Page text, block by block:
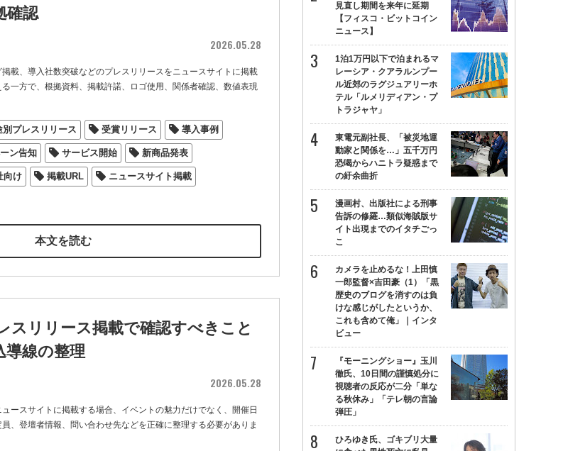
確認
2026.05.28
載、導入社数突破などのプレスリリースをニュースサイトに掲載
一方で、根拠資料、掲載許諾、ロゴ使用、関係者確認、数値表現
別プレスリリース 受賞リリース 導入事例
ン告知 サービス開始 新商品発表
向け 掲載URL ニュースサイト掲載
本文を読む
スリリース掲載で確認すべきこと
導線の整理
2026.05.28
ースサイトに掲載する場合、イベントの魅力だけでなく、開催日
、登壇者情報、問い合わせ先などを正確に整理する必要がありま
見直し期間を来年に延期
【フィスコ・ビットコイン
ニュース】
1泊1万円以下で泊まれるマ
レーシア・クアラルンプー
ル近郊のラグジュアリーホ
テル「ルメリディアン・プ
トラジャヤ」
東電元副社長、「被災地運
動家と関係を…」五千万円
恐喝からハニトラ疑惑まで
の紆余曲折
漫画村、出版社による刑事
告訴の修羅…類似海賊版サ
イト出現までのイタチごっ
こ
カメラを止めるな！上田慎
一郎監督×吉田豪（1）「黒
歴史のブログを消すのは負
けな感じがしたというか、
これも含めて俺」｜インタ
ビュー
『モーニングショー』玉川
徹氏、10日間の謹慎処分に
視聴者の反応が二分「単な
る秋休み」「テレ朝の言論
弾圧」
ひろゆき氏、ゴキブリ大量